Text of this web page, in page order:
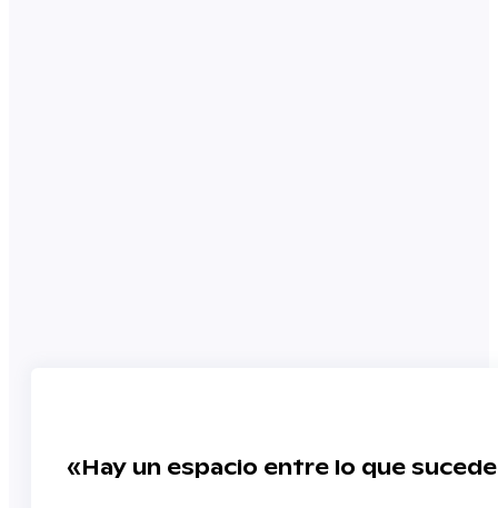
«Hay un espacio entre lo que